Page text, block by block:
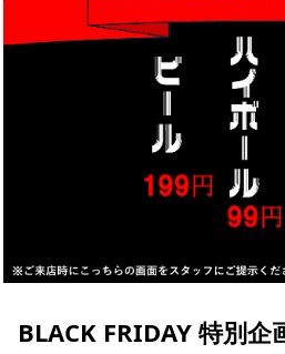
BLACK FRIDAY 特別企